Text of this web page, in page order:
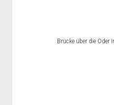
Brücke über die Oder